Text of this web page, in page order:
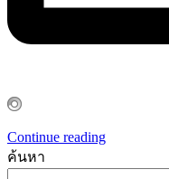
Continue reading
ค้นหา